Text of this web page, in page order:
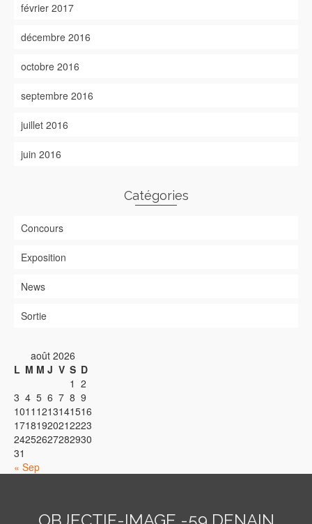
février 2017
décembre 2016
octobre 2016
septembre 2016
juillet 2016
juin 2016
Catégories
Concours
Exposition
News
Sortie
août 2026
L M M J V S D
« Sep
1 2
3 4 5 6 7 8 9
1011 1213141516
17181920212223
24252627282930
31